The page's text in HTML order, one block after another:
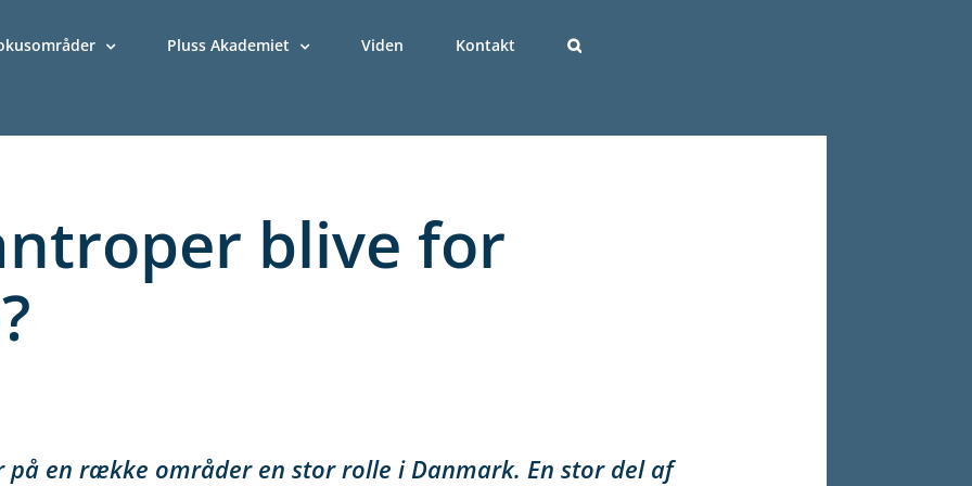
Pluss Akademiet Viden Kontakt
blive for
på en række områder en stor rolle i Danmark. En stor del af